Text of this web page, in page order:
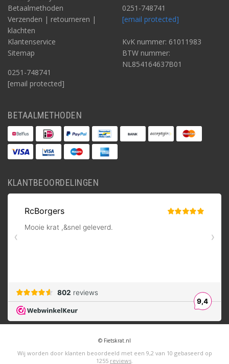
Betaalmethoden
Verzenden | retourneren |
klachten
Klantenservice
Sitemap
0251-748741
[email protected]
0251-748741
[email protected]
KvK nummer: 61011983
BTW nummer:
NL854164637B01
BETAALMETHODEN
KLANTBEOORDELINGEN
© Fietskrat.nl
Wij worden door klanten beoordeeld met een 9,2 van 10 gebaseerd op
1255 reviews.